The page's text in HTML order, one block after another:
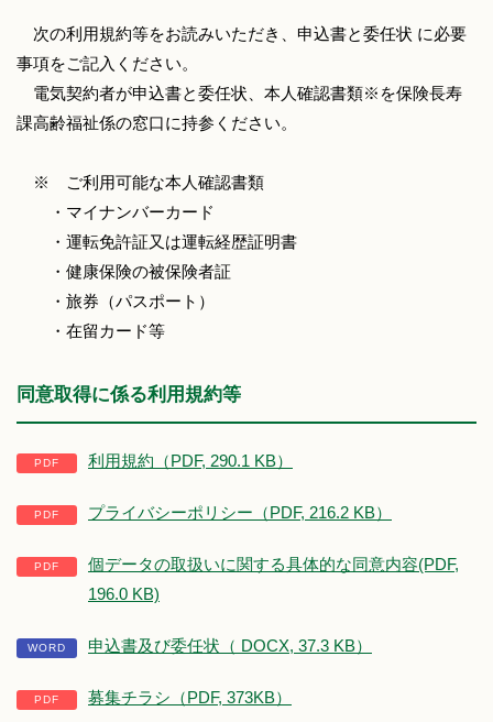
次の利用規約等をお読みいただき、申込書と委任状 に必要
事項をご記入ください。
電気契約者が申込書と委任状、本人確認書類※を保険長寿
課高齢福祉係の窓口に持参ください。
※ ご利用可能な本人確認書類
・​マイナンバーカード
・運転免許証又は運転経歴証明書
・健康保険の被保険者証
・旅券（パスポート）
・在留カード等
同意取得に係る利用規約等
利用規約（PDF, 290.1 KB）
プライバシーポリシー（PDF, 216.2 KB）
個データの取扱いに関する具体的な同意内容(PDF,
196.0 KB)
申込書及び委任状（ DOCX, 37.3 KB）
募集チラシ（PDF, 373KB）